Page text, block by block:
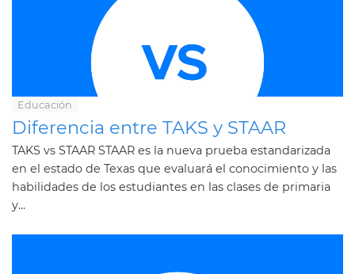
Educación
Diferencia entre TAKS y STAAR
TAKS vs STAAR STAAR es la nueva prueba estandarizada
en el estado de Texas que evaluará el conocimiento y las
habilidades de los estudiantes en las clases de primaria
y...